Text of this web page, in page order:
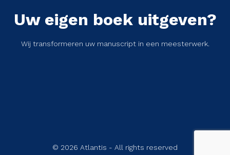
Uw eigen boek uitgeven?
Wij transformeren uw manuscript in een meesterwerk.
© 2026 Atlantis - All rights reserved